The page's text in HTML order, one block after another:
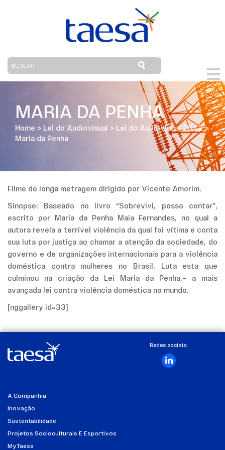
MARIA DA PENHA
Home > Lei do Audiovisual > Lei do Audiovisual 2012>
Maria da Penha
Filme de longa metragem dirigido por Vicente Amorim.
Sinopse: Baseado no livro “Sobrevivi, posso contar”,
escrito por Maria da Penha Maia Fernandes, no qual a
autora revela a terrível violência da qual foi vítima e conta
sua luta por justiça ao chamar a atenção da sociedade, do
governo e de organizações internacionais para a violência
doméstica contra mulheres no Brasil. Luta esta que
culminou na criação da Lei Maria da Penha,– a mais
avançada lei contra violência doméstica no mundo.
[nggallery id=33]
Redes sociais:
A Companhia
Inovação
Sustentabilidade
Projetos Socioculturais E Esportivos
MyTaesa